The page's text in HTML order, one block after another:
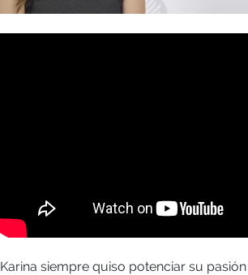
Karina siempre quiso potenciar su